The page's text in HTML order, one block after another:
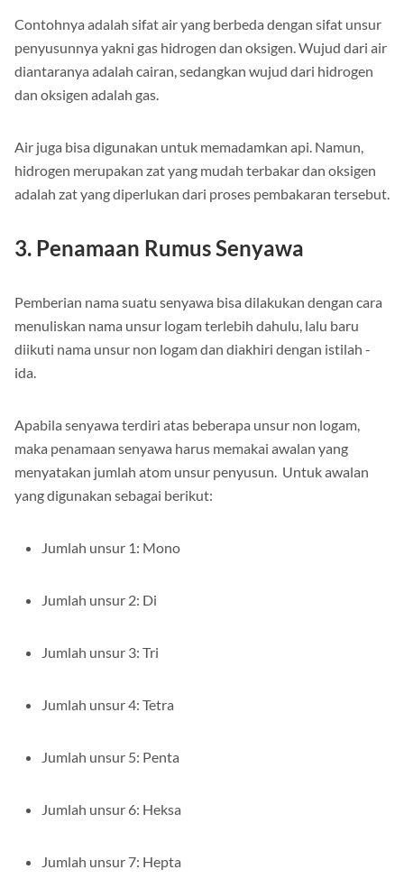
Contohnya adalah sifat air yang berbeda dengan sifat unsur
penyusunnya yakni gas hidrogen dan oksigen. Wujud dari air
diantaranya adalah cairan, sedangkan wujud dari hidrogen
dan oksigen adalah gas.
Air juga bisa digunakan untuk memadamkan api. Namun,
hidrogen merupakan zat yang mudah terbakar dan oksigen
adalah zat yang diperlukan dari proses pembakaran tersebut.
3. Penamaan Rumus Senyawa
Pemberian nama suatu senyawa bisa dilakukan dengan cara
menuliskan nama unsur logam terlebih dahulu, lalu baru
diikuti nama unsur non logam dan diakhiri dengan istilah -
ida.
Apabila senyawa terdiri atas beberapa unsur non logam,
maka penamaan senyawa harus memakai awalan yang
menyatakan jumlah atom unsur penyusun. Untuk awalan
yang digunakan sebagai berikut:
Jumlah unsur 1: Mono
Jumlah unsur 2: Di
Jumlah unsur 3: Tri
Jumlah unsur 4: Tetra
Jumlah unsur 5: Penta
Jumlah unsur 6: Heksa
Jumlah unsur 7: Hepta